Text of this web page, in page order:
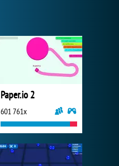
Paper.io 2
601 761x